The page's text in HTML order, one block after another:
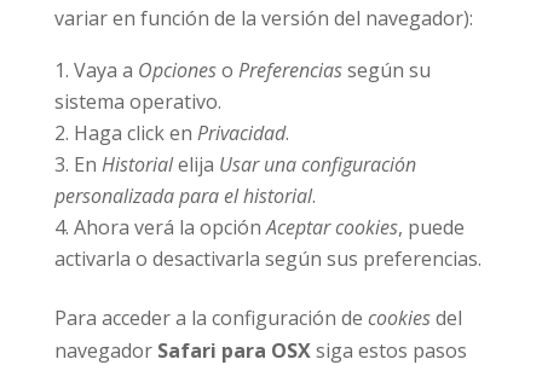
variar en función de la versión del navegador):
Vaya a Opcioneso Preferenciassegún su
sistema operativo.
Haga click en Privacidad.
En Historialelija Usar una configuración
personalizada para el historial.
Ahora verá la opciónAceptar cookies, puede
activarla o desactivarla según sus preferencias.
Para acceder a la configuración de cookiesdel
navegador Safari para OSXsiga estos pasos